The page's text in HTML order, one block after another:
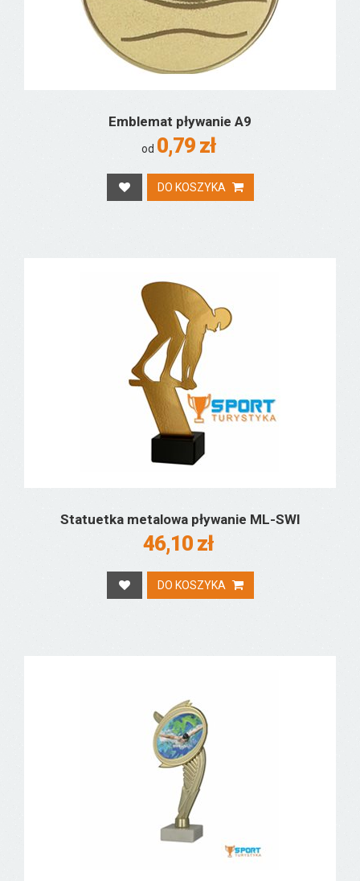
Emblemat pływanie A9
od 0,79 zł
DO KOSZYKA
Statuetka metalowa pływanie ML-SWI
46,10 zł
DO KOSZYKA